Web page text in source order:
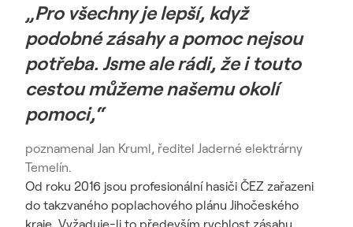
„Pro všechny je lepší, když
podobné zásahy a pomoc nejsou
potřeba. Jsme ale rádi, že i touto
cestou můžeme našemu okolí
pomoci,“
poznamenal Jan Kruml, ředitel Jaderné elektrárny
Temelín.
Od roku 2016 jsou profesionální hasiči ČEZ zařazeni
do takzvaného poplachového plánu Jihočeského
kraje. Vyžaduje-li to především rychlost zásahu,